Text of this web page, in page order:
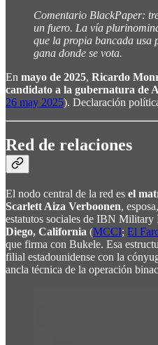
Comentario BlackPaper:
un fuero. La vía
que la propia bancada usa
gana donde se vota.
En mayo de 2025, Ricardo
candidato a la gubernatura de
26 may 2025). Declaración
Red de relaciones
El nodo central de la red es el
Scarlett Aiza Verboonen,
estatutos sociales de IBN Military
Diego, California (MCCI; El
que firma con Bukele. Esa
filial estadounidense con la
ancla técnica de la operación